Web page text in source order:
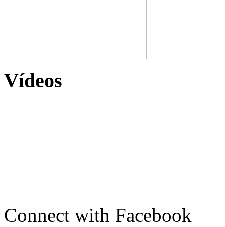
Vídeos
Connect with Facebook